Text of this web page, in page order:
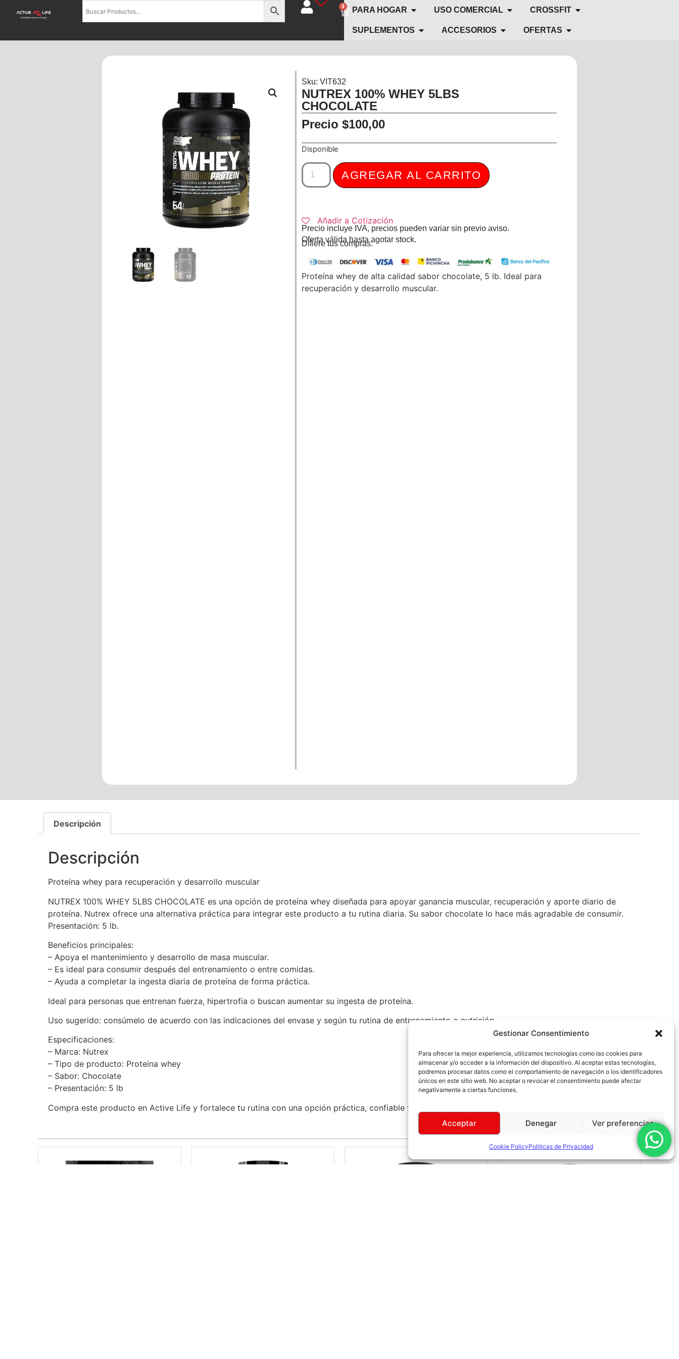
Gestionar Consentimiento
Para ofrecer la mejor experiencia, utilizamos tecnologías como las cookies para
almacenar y/o acceder a la información del dispositivo. Al aceptar estas tecnologías,
podremos procesar datos como el comportamiento de navegación o los identificadores
únicos en este sitio web. No aceptar o revocar el consentimiento puede afectar
negativamente a ciertas funciones.
Acceptar Denegar Ver preferencias
Cookie PolicyPoliticas de Privacidad
0 PARA HOGAR USO COMERCIAL CROSSFIT
SUPLEMENTOS ACCESORIOS OFERTAS
Sku: VIT632
NUTREX 100% WHEY 5LBS
CHOCOLATE
$100,00
Disponible
AGREGAR AL CARRITO
Añadir a Cotización
Precio incluye IVA, precios pueden variar sin previo aviso.
Oferta válida hasta agotar stock.
Difiere tus compras:
Proteína whey de alta calidad sabor chocolate, 5 lb. Ideal para
recuperación y desarrollo muscular.
Descripción
Descripción
Proteína whey para recuperación y desarrollo muscular
NUTREX 100% WHEY 5LBS CHOCOLATE es una opción de proteína whey diseñada para apoyar ganancia muscular, recuperación y aporte diario de
proteína. Nutrex ofrece una alternativa práctica para integrar este producto a tu rutina diaria. Su sabor chocolate lo hace más agradable de consumir.
Presentación: 5 lb.
Beneficios principales:
– Apoya el mantenimiento y desarrollo de masa muscular.
– Es ideal para consumir después del entrenamiento o entre comidas.
– Ayuda a completar la ingesta diaria de proteína de forma práctica.
Ideal para personas que entrenan fuerza, hipertrofia o buscan aumentar su ingesta de proteína.
Uso sugerido: consúmelo de acuerdo con las indicaciones del envase y según tu rutina de entrenamiento o nutrición.
Especificaciones:
– Marca: Nutrex
– Tipo de producto: Proteína whey
– Sabor: Chocolate
– Presentación: 5 lb
Compra este producto en Active Life y fortalece tu rutina con una opción práctica, confiable y alineada con tus objetivos.